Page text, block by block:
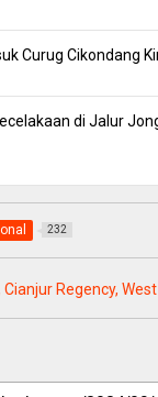
Curug Cikondang
di Jalur
232
Cianjur Regency,